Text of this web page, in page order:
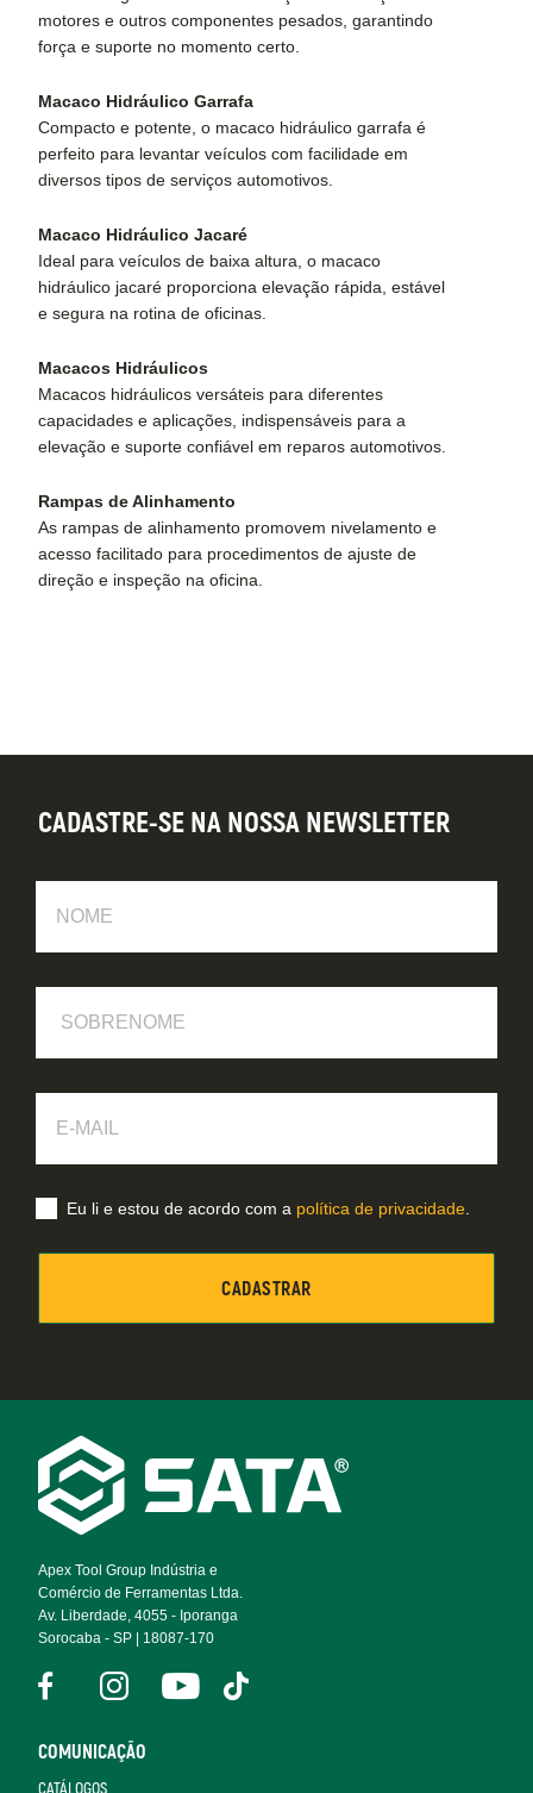
motores e outros componentes pesados, garantindo
força e suporte no momento certo.
Macaco Hidráulico Garrafa
Compacto e potente, o macaco hidráulico garrafa é
perfeito para levantar veículos com facilidade em
diversos tipos de serviços automotivos.
Macaco Hidráulico Jacaré
Ideal para veículos de baixa altura, o macaco
hidráulico jacaré proporciona elevação rápida, estável
e segura na rotina de oficinas.
Macacos Hidráulicos
Macacos hidráulicos versáteis para diferentes
capacidades e aplicações, indispensáveis para a
elevação e suporte confiável em reparos automotivos.
Rampas de Alinhamento
As rampas de alinhamento promovem nivelamento e
acesso facilitado para procedimentos de ajuste de
direção e inspeção na oficina.
Footer
Navigation
Apex Tool Group Indústria e
Comércio de Ferramentas Ltda.
Av. Liberdade, 4055 - Iporanga
Sorocaba - SP | 18087-170
COMUNICAÇÃO
CATÁLOGOS
CADASTRE-SE NA NOSSA NEWSLETTER
Mail
Eu li e estou de acordo com a política de privacidade